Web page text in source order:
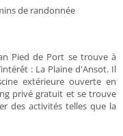
de randonnée
Pied de Port se trouve à
: La Plaine d'Ansot. Il
extérieure ouverte en
privé gratuit et se trouve
des activités telles que la